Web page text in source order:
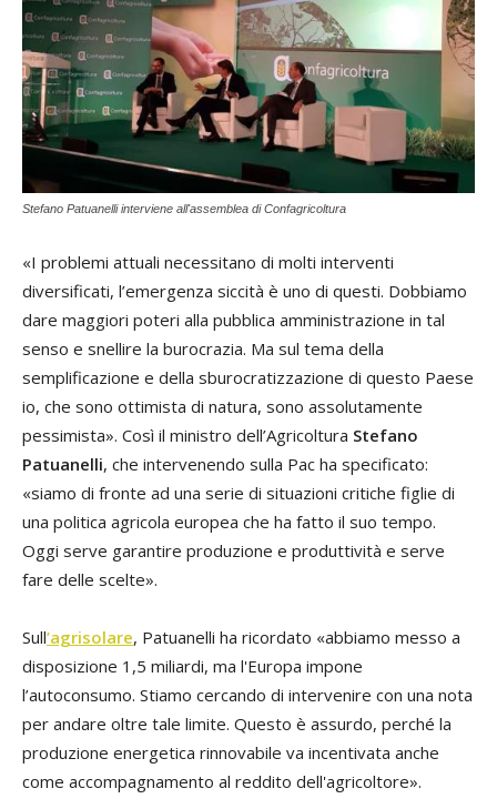
Stefano Patuanelli interviene all'assemblea di Confagricoltura
«I problemi attuali necessitano di molti interventi
diversificati, l’emergenza siccità è uno di questi. Dobbiamo
dare maggiori poteri alla pubblica amministrazione in tal
senso e snellire la burocrazia. Ma sul tema della
semplificazione e della sburocratizzazione di questo Paese
io, che sono ottimista di natura, sono assolutamente
pessimista». Così il ministro dell’Agricoltura Stefano
Patuanelli, che intervenendo sulla Pac ha specificato:
«siamo di fronte ad una serie di situazioni critiche figlie di
una politica agricola europea che ha fatto il suo tempo.
Oggi serve garantire produzione e produttività e serve
fare delle scelte».
Sull’agrisolare, Patuanelli ha ricordato «abbiamo messo a
disposizione 1,5 miliardi, ma l'Europa impone
l’autoconsumo. Stiamo cercando di intervenire con una nota
per andare oltre tale limite. Questo è assurdo, perché la
produzione energetica rinnovabile va incentivata anche
come accompagnamento al reddito dell'agricoltore».